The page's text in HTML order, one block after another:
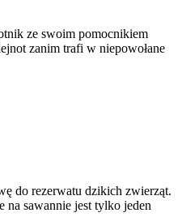
ze swoim pomocnikiem
zanim trafi w niepowołane
do rezerwatu dzikich zwierząt.
na sawannie jest tylko jeden